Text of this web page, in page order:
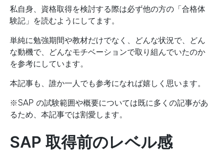
私自身、資格取得を検討する際は必ず他の方の「合格体
験記」を読むようにしてます。
単純に勉強期間や教材だけでなく、どんな状況で、どん
な動機で、どんなモチベーションで取り組んでいたのか
を参考にしています。
本記事も、誰か一人でも参考になれば嬉しく思います。
※SAP の試験範囲や概要については既に多くの記事があ
るため、本記事では割愛します。
SAP 取得前のレベル感